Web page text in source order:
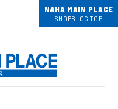
NAHA MAIN PLACE
SHOPBLOG TOP